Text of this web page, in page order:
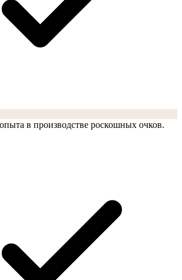
в производстве роскошных очков.